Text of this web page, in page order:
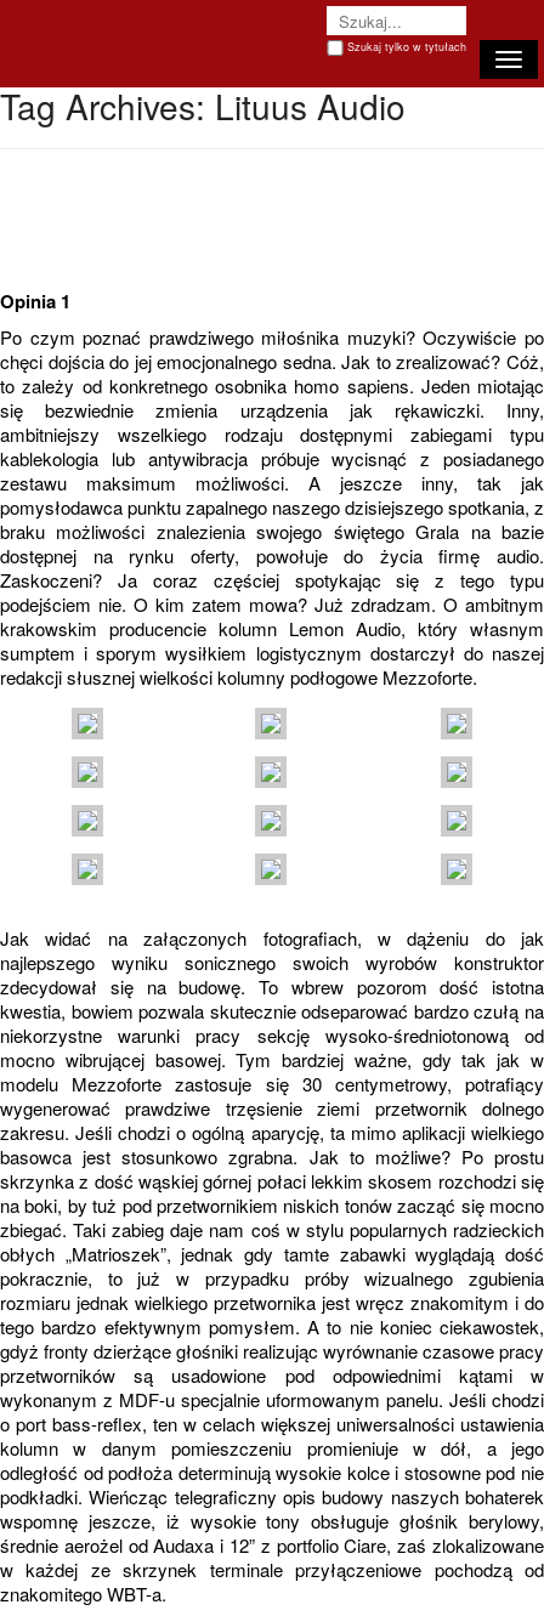
Szukaj tylko w tytułach
Tag Archives: Lituus Audio
Opinia 1
Po czym poznać prawdziwego miłośnika muzyki? Oczywiście po
chęci dojścia do jej emocjonalnego sedna. Jak to zrealizować? Cóż,
to zależy od konkretnego osobnika homo sapiens. Jeden miotając
się bezwiednie zmienia urządzenia jak rękawiczki. Inny,
ambitniejszy wszelkiego rodzaju dostępnymi zabiegami typu
kablekologia lub antywibracja próbuje wycisnąć z posiadanego
zestawu maksimum możliwości. A jeszcze inny, tak jak
pomysłodawca punktu zapalnego naszego dzisiejszego spotkania, z
braku możliwości znalezienia swojego świętego Grala na bazie
dostępnej na rynku oferty, powołuje do życia firmę audio.
Zaskoczeni? Ja coraz częściej spotykając się z tego typu
podejściem nie. O kim zatem mowa? Już zdradzam. O ambitnym
krakowskim producencie kolumn Lemon Audio, który własnym
sumptem i sporym wysiłkiem logistycznym dostarczył do naszej
redakcji słusznej wielkości kolumny podłogowe Mezzoforte.
Jak widać na załączonych fotografiach, w dążeniu do jak
najlepszego wyniku sonicznego swoich wyrobów konstruktor
zdecydował się na budowę. To wbrew pozorom dość istotna
kwestia, bowiem pozwala skutecznie odseparować bardzo czułą na
niekorzystne warunki pracy sekcję wysoko-średniotonową od
mocno wibrującej basowej. Tym bardziej ważne, gdy tak jak w
modelu Mezzoforte zastosuje się 30 centymetrowy, potrafiący
wygenerować prawdziwe trzęsienie ziemi przetwornik dolnego
zakresu. Jeśli chodzi o ogólną aparycję, ta mimo aplikacji wielkiego
basowca jest stosunkowo zgrabna. Jak to możliwe? Po prostu
skrzynka z dość wąskiej górnej połaci lekkim skosem rozchodzi się
na boki, by tuż pod przetwornikiem niskich tonów zacząć się mocno
zbiegać. Taki zabieg daje nam coś w stylu popularnych radzieckich
obłych „Matrioszek”, jednak gdy tamte zabawki wyglądają dość
pokracznie, to już w przypadku próby wizualnego zgubienia
rozmiaru jednak wielkiego przetwornika jest wręcz znakomitym i do
tego bardzo efektywnym pomysłem. A to nie koniec ciekawostek,
gdyż fronty dzierżące głośniki realizując wyrównanie czasowe pracy
przetworników są usadowione pod odpowiednimi kątami w
wykonanym z MDF-u specjalnie uformowanym panelu. Jeśli chodzi
o port bass-reflex, ten w celach większej uniwersalności ustawienia
kolumn w danym pomieszczeniu promieniuje w dół, a jego
odległość od podłoża determinują wysokie kolce i stosowne pod nie
podkładki. Wieńcząc telegraficzny opis budowy naszych bohaterek
wspomnę jeszcze, iż wysokie tony obsługuje głośnik berylowy,
średnie aerożel od Audaxa i 12” z portfolio Ciare, zaś zlokalizowane
w każdej ze skrzynek terminale przyłączeniowe pochodzą od
znakomitego WBT-a.